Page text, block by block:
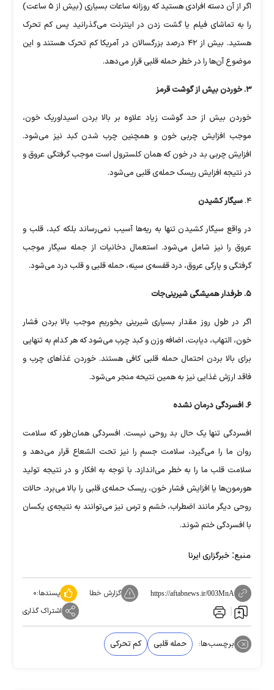
اگر از آن دسته افرادی هستید که روزانه ساعات بسیاری (بیش از ۵ ساعت)
را به تماشای فیلم یا گشت زدن در اینترنت می‌گذرانید پس کم تحرک
هستید. بیش از ۴۲ درصد بزرگسالان در آمریکا کم تحرک هستند و این
موضوع آن‌ها را در خطر حمله قلبی قرار می‌دهد.
۳. خوردن بیش از گوشت قرمز
خوردن بیش از حد گوشت زیاد علاوه بر بالا بردن اسیداوریک خون،
موجب افزایش چربی خون و همچنین چرب شدن کبد نیز می‌شود.
افزایش چربی بد در خون که همان کلسترول است موجب گرفتگی عروق و
در نتیجه افزایش ریسک حمله‌ی قلبی می‌شود.
۴. سیگار کشیدن
در واقع سیگار کشیدن تنها به ریه‌ها آسیب نمی‌رساند بلکه کبد، قلب و
عروق را نیز شامل می‌شود. استعمال دخانیات از جمله سیگار موجب
گرفتگی و پارگی عروق، درد قفسه‌ی سینه، حمله قلبی و قلب درد می‌شود.
۵. طرفدار همیشگی شیرینی‌جات
اگر در طول روز مقدار بسیاری شیرینی بخوریم موجب بالا بردن فشار
خون، التهاب، دیابت، اضافه وزن و کبد چرب می‌شود که هر کدام به تنهایی
برای بالا بردن احتمال حمله قلبی کافی هستند. خوردن غذا‌های چرب و
فاقد ارزش غذایی نیز به همین نتیحه منجر می‌شود.
۶. افسردگی درمان نشده
افسردگی تنها یک حال بد روحی نیست. افسردگی همان‌طور که سلامت
روان ما را می‌گیرد، سلامت جسم را نیز تحت الشعاع قرار می‌دهد و
سلامت قلب ما را به خطر می‌اندازد. با توجه به افکار و در نتیجه تولید
هورمون‌ها یا افزایش فشار خون، ریسک حمله‌ی قلبی را بالا می‌برد. حالات
روحی دیگر مانند اضطراب، خشم و ترس نیز می‌توانند به نتیجه‌ی یکسان
با افسردگی ختم شوند.
منبع: خبرگزاری ایرنا
https://aftabnews.ir/003MnA گزارش خطا پسندها:۰
اشتراک گذاری
برچسب‌ها: حمله قلبی کم تحرکی